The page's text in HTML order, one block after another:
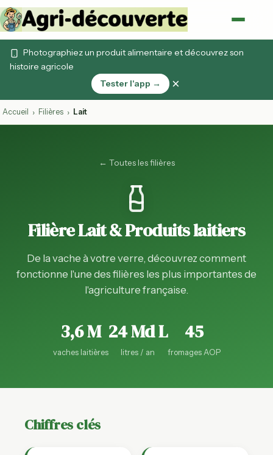
Photographiez un produit alimentaire et découvrez son
histoire agricole
Tester l'app →
×
Accueil › Filières › Lait
← Toutes les filières
Filière Lait & Produits laitiers
De la vache à votre verre, découvrez comment
fonctionne l'une des filières les plus importantes de
l'agriculture française.
3,6 M
vaches laitières
24 Md L
litres / an
45
fromages AOP
Chiffres clés